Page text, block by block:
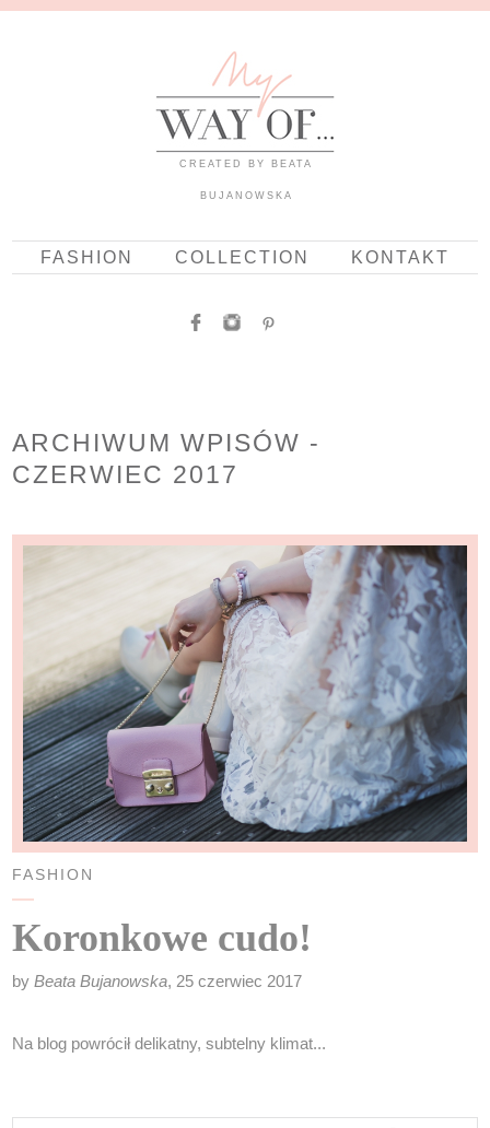
CREATED BY BEATA
BUJANOWSKA
FASHION COLLECTION KONTAKT
ARCHIWUM WPISÓW -
CZERWIEC 2017
FASHION
Koronkowe cudo!
byBeata Bujanowska, 25 czerwiec 2017
Na blog powrócił delikatny, subtelny klimat...